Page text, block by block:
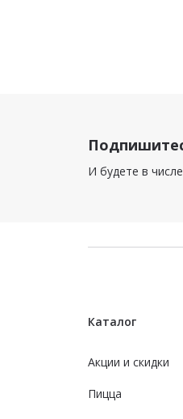
И будете в
Каталог
Акции и скидки
Пицца